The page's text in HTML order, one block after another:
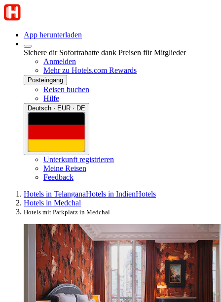
App herunterladen
Sichere dir Sofortrabatte dank Preisen für Mitglieder
Anmelden
Mehr zu Hotels.com Rewards
Posteingang
Reisen buchen
Hilfe
Deutsch · EUR · DE
Unterkunft registrieren
Meine Reisen
Feedback
Hotels in TelanganaHotels in IndienHotels
Hotels in Medchal
Hotels mit Parkplatz in Medchal